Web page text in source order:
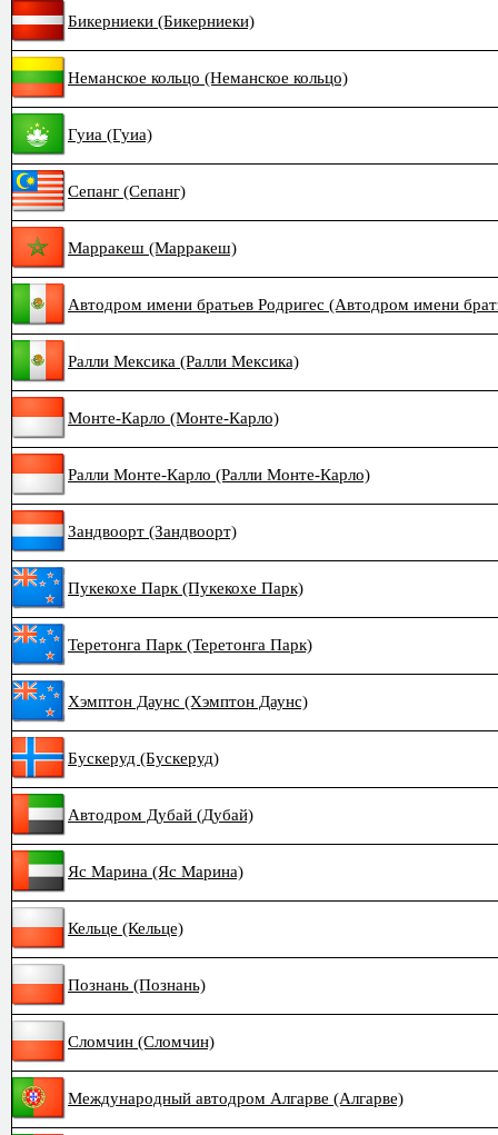
Бикерниеки (Бикерниеки)
Неманское кольцо (Неманское кольцо)
Гуиа (Гуиа)
Сепанг (Сепанг)
Марракеш (Марракеш)
Автодром имени братьев Родригес (Автодром имени
Ралли Мексика (Ралли Мексика)
Монте-Карло (Монте-Карло)
Ралли Монте-Карло (Ралли Монте-Карло)
Зандвоорт (Зандвоорт)
Пукекохе Парк (Пукекохе Парк)
Теретонга Парк (Теретонга Парк)
Хэмптон Даунс (Хэмптон Даунс)
Бускеруд (Бускеруд)
Автодром Дубай (Дубай)
Яс Марина (Яс Марина)
Кельце (Кельце)
Познань (Познань)
Сломчин (Сломчин)
Международный автодром Алгарве (Алгарве)